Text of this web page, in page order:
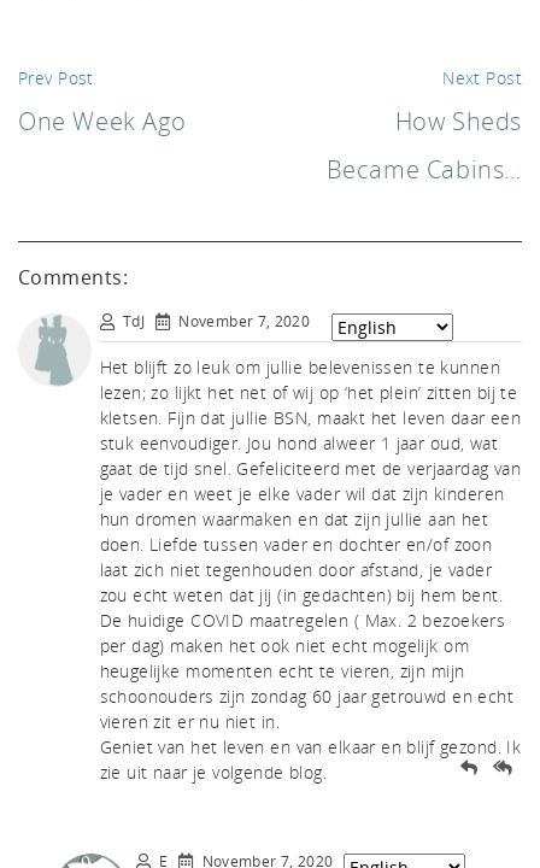
A
Prev Post
One Week Ago
Next Post
How Sheds
Became Cabins…
Comments:
TdJ November 7, 2020
Het blijft zo leuk om jullie belevenissen te kunnen
lezen; zo lijkt het net of wij op ‘het plein’ zitten bij te
kletsen. Fijn dat jullie BSN, maakt het leven daar een
stuk eenvoudiger. Jou hond alweer 1 jaar oud, wat
gaat de tijd snel. Gefeliciteerd met de verjaardag van
je vader en weet je elke vader wil dat zijn kinderen
hun dromen waarmaken en dat zijn jullie aan het
doen. Liefde tussen vader en dochter en/of zoon
laat zich niet tegenhouden door afstand, je vader
zou echt weten dat jij (in gedachten) bij hem bent.
De huidige COVID maatregelen ( Max. 2 bezoekers
per dag) maken het ook niet echt mogelijk om
heugelijke momenten echt te vieren, zijn mijn
schoonouders zijn zondag 60 jaar getrouwd en echt
vieren zit er nu niet in.
Geniet van het leven en van elkaar en blijf gezond. Ik
zie uit naar je volgende blog.
E November 7, 2020